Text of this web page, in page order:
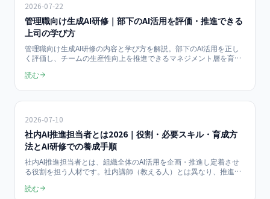
2026-07-22
管理職向け生成AI研修｜部下のAI活用を評価・推進できる
上司の学び方
管理職向け生成AI研修の内容と学び方を解説。部下のAI活用を正し
く評価し、チームの生産性向上を推進できるマネジメント層を育て
ました。当社はライト（半日）150,000円/人・伴走（個人）
読む
2026-07-10
社内AI推進担当者とは2026｜役割・必要スキル・育成方
法とAI研修での養成手順
社内AI推進担当者とは、組織全体のAI活用を企画・推進し定着させ
る役割を担う人材です。社内講師（教える人）とは異なり、推進担
スキル・育成ステップとAI研修での養成手順を解説します。
読む